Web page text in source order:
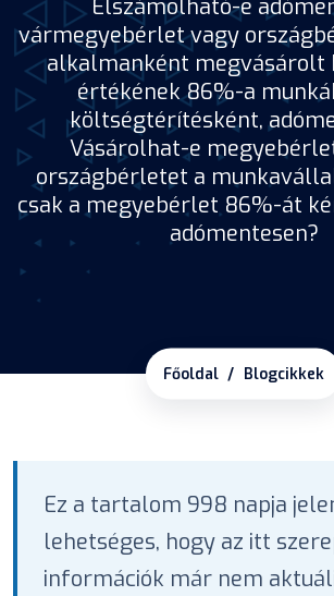
Elszámolható-e
vármegyebérlet vagy
alkalmanként megvásárolt
értékének 86%-a
költségtérítésként,
Vásárolhat-e
országbérletet a
csak a megyebérlet 86%-át
adómentesen?
Főoldal Blogcikkek
Ez a tartalom 998 napja
lehetséges, hogy az itt
információk már nem